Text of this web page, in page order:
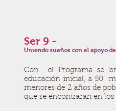
Ser 9 -
Uniendo sueños con el apoyo
Con el Programa se
educación inicial, a 50
menores de 2 años de
que se encontraran en los